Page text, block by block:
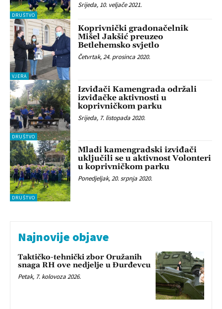
DRUŠTVO
Srijeda, 10. veljače 2021.
VJERA
Koprivnički gradonačelnik
Mišel Jakšić preuzeo
Betlehemsko svjetlo
Četvrtak, 24. prosinca 2020.
DRUŠTVO
Izviđači Kamengrada održali
izviđačke aktivnosti u
koprivničkom parku
Srijeda, 7. listopada 2020.
DRUŠTVO
Mladi kamengradski izviđači
uključili se u aktivnost Volonteri
u koprivničkom parku
Ponedjeljak, 20. srpnja 2020.
Najnovije objave
Taktičko-tehnički zbor Oružanih
snaga RH ove nedjelje u Đurđevcu
Petak, 7. kolovoza 2026.